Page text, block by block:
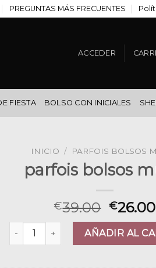
PREGUNTAS MÁS FRECUENTES
ACCEDER
FIESTA BOLSO CON INICIALES
INICIO / PARFOIS BOLSOS
parfois bolsos
€39.00 €26.00
parfois bolsos mujer cantidad
AÑADIR AL